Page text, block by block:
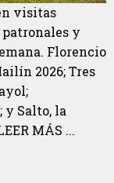
visitas
y
Florencio
2026; Tres
Salto, la
MÁS ...